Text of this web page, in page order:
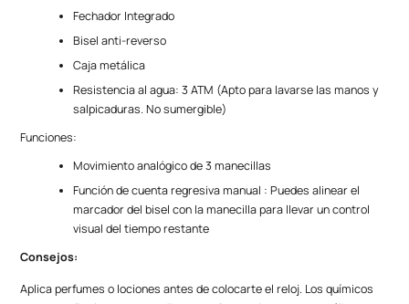
Fechador Integrado
Bisel anti-reverso
Caja metálica
Resistencia al agua: 3 ATM (Apto para lavarse las manos y
salpicaduras. No sumergible)
Funciones:
Movimiento analógico de 3 manecillas
Función de cuenta regresiva manual : Puedes alinear el
marcador del bisel con la manecilla para llevar un control
visual del tiempo restante
Consejos:
Aplica perfumes o lociones antes de colocarte el reloj. Los químicos